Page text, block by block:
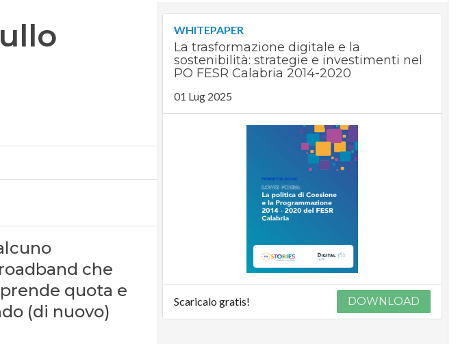
che
quota e
(di nuovo)
WHITEPAPER
La trasformazione digitale e la
sostenibilità: strategie e investimenti nel
PO FESR Calabria 2014-2020
01 Lug 2025
Scaricalo gratis! DOWNLOAD